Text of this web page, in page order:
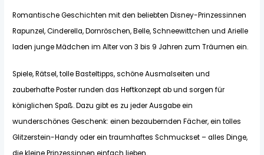
Romantische Geschichten mit den beliebten Disney-Prinzessinnen
Rapunzel, Cinderella, Dornröschen, Belle, Schneewittchen und Arielle
laden junge Mädchen im Alter von 3 bis 9 Jahren zum Träumen ein.
Spiele, Rätsel, tolle Basteltipps, schöne Ausmalseiten und
zauberhafte Poster runden das Heftkonzept ab und sorgen für
königlichen Spaß. Dazu gibt es zu jeder Ausgabe ein
wunderschönes Geschenk: einen bezaubernden Fächer, ein tolles
Glitzerstein-Handy oder ein traumhaftes Schmuckset – alles Dinge,
die kleine Prinzessinnen einfach lieben.